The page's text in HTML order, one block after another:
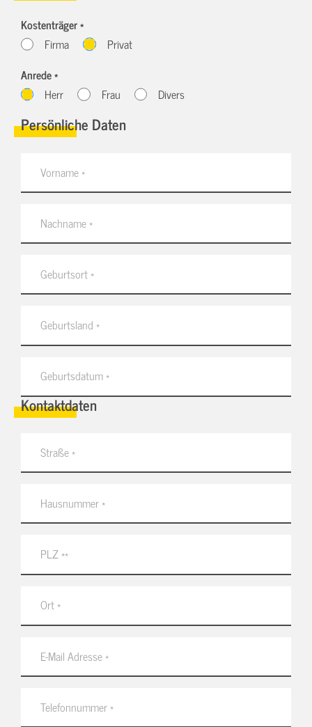
Kostenträger *
Firma
Privat
Anrede *
Herr
Frau Divers
Persönliche Daten
Kontaktdaten